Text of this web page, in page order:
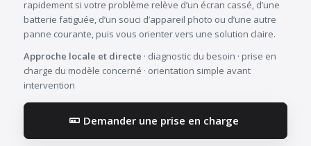
rapidement si votre problème relève d’un écran cassé, d’une
batterie fatiguée, d’un souci d’appareil photo ou d’une autre
panne courante, puis vous orienter vers une solution claire.
Approche locale et directe · diagnostic du besoin · prise en
charge du modèle concerné · orientation simple avant
intervention
Demander une prise en charge